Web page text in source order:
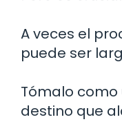
A veces el
puede ser
Tómalo como
destino que